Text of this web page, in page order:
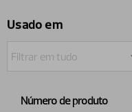
Usado em
Número de produto